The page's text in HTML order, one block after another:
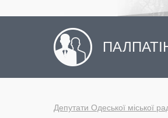
Депутати Одеської міської